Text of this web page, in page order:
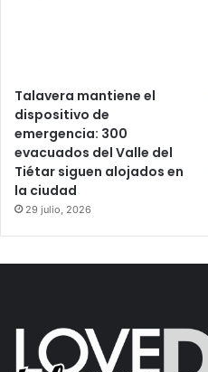
Talavera mantiene el
dispositivo de
emergencia: 300
evacuados del Valle del
Tiétar siguen alojados en
la ciudad
29 julio, 2026